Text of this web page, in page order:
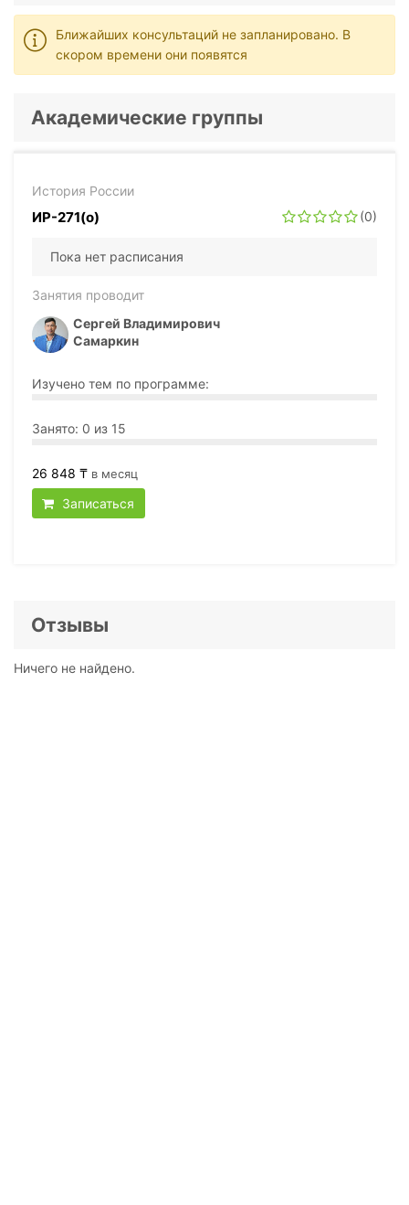
Ближайших консультаций не запланировано. В
скором времени они появятся
Академические группы
История России
ИР-271(о) (0)
Пока нет расписания
Занятия проводит
Сергей Владимирович
Самаркин
Изучено тем по программе:
Занято: 0 из 15
26 848 ₸ в месяц
Записаться
Отзывы
Ничего не найдено.